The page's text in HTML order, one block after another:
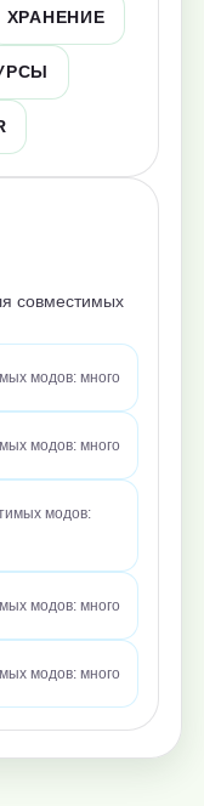
ХРАНЕНИЕ
совместимых
модов: много
модов: много
модов:
модов: много
модов: много